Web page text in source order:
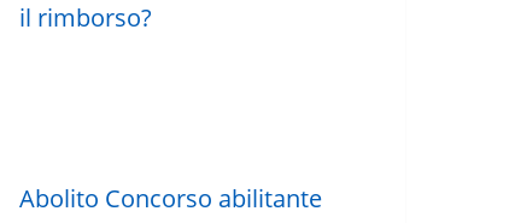
Abolito Concorso abilitante